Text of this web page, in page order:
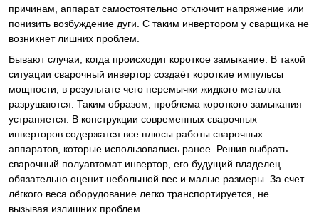
причинам, аппарат самостоятельно отключит напряжение или
понизить возбуждение дуги. С таким инвертором у сварщика не
возникнет лишних проблем.
Бывают случаи, когда происходит короткое замыкание. В такой
ситуации сварочный инвертор создаёт короткие импульсы
мощности, в результате чего перемычки жидкого металла
разрушаются. Таким образом, проблема короткого замыкания
устраняется. В конструкции современных сварочных
инверторов содержатся все плюсы работы сварочных
аппаратов, которые использовались ранее. Решив выбрать
сварочный полуавтомат инвертор, его будущий владелец
обязательно оценит небольшой вес и малые размеры. За счет
лёгкого веса оборудование легко транспортируется, не
вызывая излишних проблем.